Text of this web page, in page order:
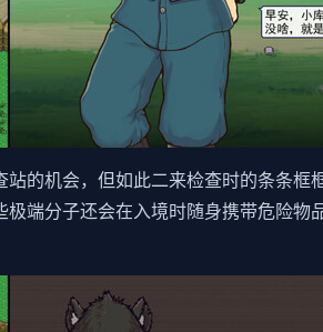
的机会，但如此二来检查时的条条
端分子还会在入境时随身携带危险